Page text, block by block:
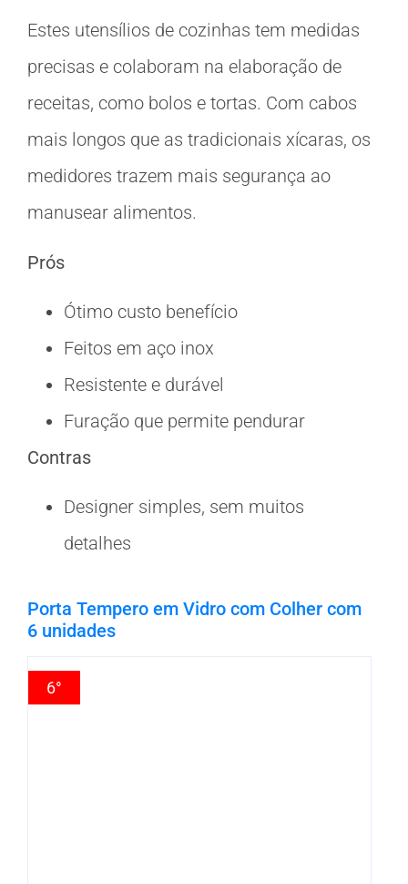
Estes utensílios de cozinhas tem medidas
precisas e colaboram na elaboração de
receitas, como bolos e tortas. Com cabos
mais longos que as tradicionais xícaras, os
medidores trazem mais segurança ao
manusear alimentos.
Prós
Ótimo custo benefício
Feitos em aço inox
Resistente e durável
Furação que permite pendurar
Contras
Designer simples, sem muitos
detalhes
Porta Tempero em Vidro com Colher com
6 unidades
6°